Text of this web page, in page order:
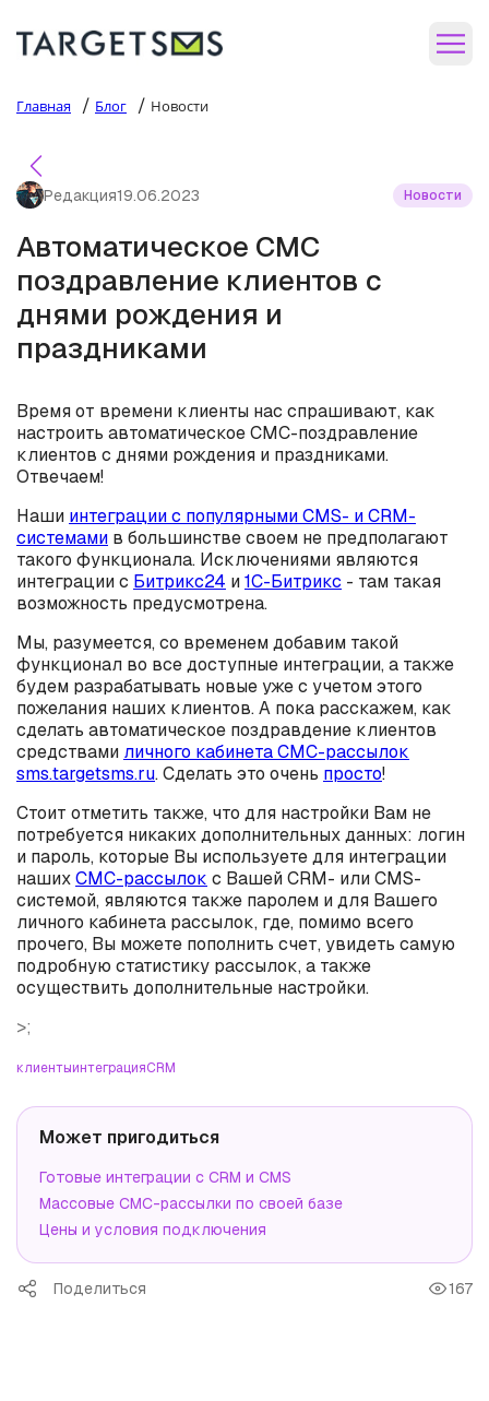
Главная / Блог / Новости
Редакция19.06.2023 Новости
Автоматическое СМС
поздравление клиентов с
днями рождения и
праздниками
Время от времени клиенты нас спрашивают, как
настроить автоматическое СМС-поздравление
клиентов с днями рождения и праздниками.
Отвечаем!
Наши интеграции с популярными CMS- и CRM-
системами в большинстве своем не предполагают
такого функционала. Исключениями являются
интеграции с Битрикс24 и1С-Битрикс - там такая
возможность предусмотрена.
Мы, разумеется, со временем добавим такой
функционал во все доступные интеграции, а также
будем разрабатывать новые уже с учетом этого
пожелания наших клиентов. А пока расскажем, как
сделать автоматическое поздравдение клиентов
средствами личного кабинета СМС-рассылок
sms.targetsms.ru. Сделать это очень просто!
Стоит отметить также, что для настройки Вам не
потребуется никаких дополнительных данных: логин
и пароль, которые Вы используете для интеграции
нашихСМС-рассылок с Вашей CRM- или CMS-
системой, являются также паролем и для Вашего
личного кабинета рассылок, где, помимо всего
прочего, Вы можете пополнить счет, увидеть самую
подробную статистику рассылок, а также
осуществить дополнительные настройки.
>;
клиентыинтеграцияCRM
Может пригодиться
Готовые интеграции с CRM и CMS
Массовые СМС-рассылки по своей базе
Цены и условия подключения
Поделиться 167